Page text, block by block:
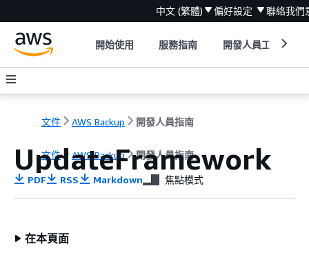
中文 (繁體) 偏好設定 聯絡我們
開始使用 服務指南 開發人員工具
文件 AWS Backup 開發人員指南
文件 AWS Backup 開發人員指南
UpdateFramework
PDF RSS Markdown 焦點模式
在本頁面